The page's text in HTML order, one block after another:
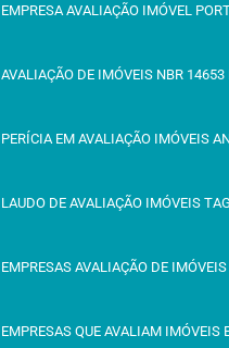
EMPRESA AVALIAÇÃO IMÓVEL
AVALIAÇÃO DE IMÓVEIS NBR 14653
PERÍCIA EM AVALIAÇÃO IMÓVEIS
LAUDO DE AVALIAÇÃO IMÓVEIS
EMPRESAS AVALIAÇÃO DE
EMPRESAS QUE AVALIAM IMÓVEIS